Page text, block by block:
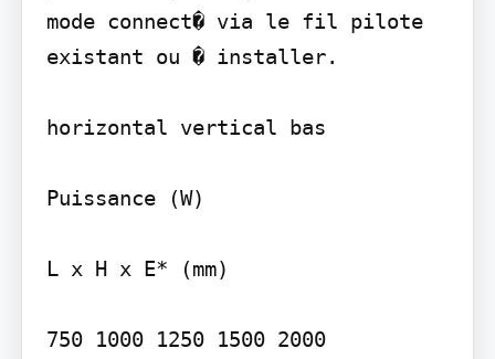
mode connect� via le fil pilote
existant ou � installer.
horizontal vertical bas
Puissance (W)
L x H x E* (mm)
750 1000 1250 1500 2000